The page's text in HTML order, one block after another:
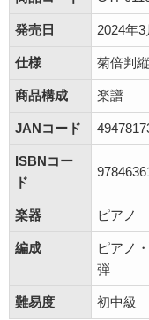
発売日 2024年3
仕様 菊倍判
商品構成 楽譜
JANコード
ISBNコー
ド
楽器 ピアノ
編成
ピアノ
弾
難易度 初中級